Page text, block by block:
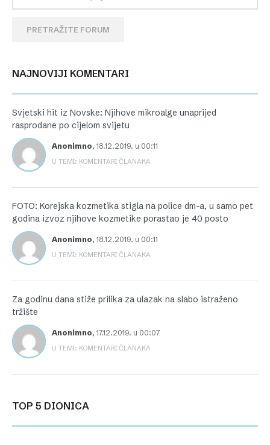
PRETRAŽITE FORUM
NAJNOVIJI KOMENTARI
Svjetski hit iz Novske: Njihove mikroalge unaprijed
rasprodane po cijelom svijetu
Anonimno, 18.12.2019. u 00:11
U TEMI: KOMENTARI ČLANAKA
FOTO: Korejska kozmetika stigla na police dm-a, u samo pet
godina izvoz njihove kozmetike porastao je 40 posto
Anonimno, 18.12.2019. u 00:11
U TEMI: KOMENTARI ČLANAKA
Za godinu dana stiže prilika za ulazak na slabo istraženo
tržište
Anonimno, 17.12.2019. u 00:07
U TEMI: KOMENTARI ČLANAKA
TOP 5 DIONICA